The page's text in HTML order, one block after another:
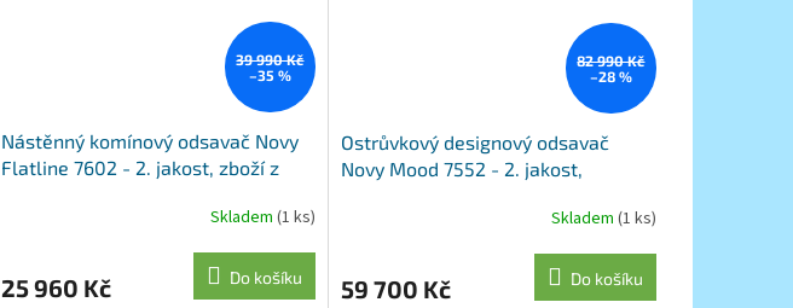
39 990 Kč
–35 %
Nástěnný komínový odsavač Novy
Flatline 7602 - 2. jakost, zboží z
Skladem (1 ks)
25 960 Kč Do košíku
82 990 Kč
–28 %
Ostrůvkový designový odsavač
Novy Mood 7552 - 2. jakost,
Skladem (1 ks)
59 700 Kč Do košíku